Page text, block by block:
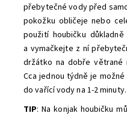
přebytečné vody před
pokožku obličeje nebo
použití houbičku
a vymačkejte z ní
držátko na dobře větrané
Cca jednou týdně je
do vařící vody na 1-2 minuty.
TIP: Na konjak houbičku